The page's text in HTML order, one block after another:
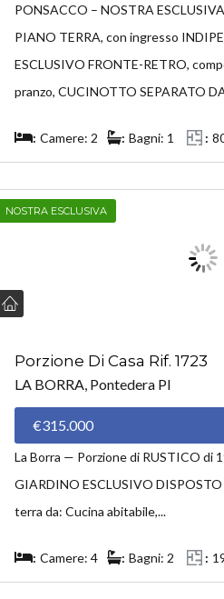
PONSACCO – NOSTRA
PIANO TERRA, con ingresso
ESCLUSIVO FRONTE-RETRO,
pranzo, CUCINOTTO SEPARATO
Camere: 2 Bagni: 1
NOSTRA ESCLUSIVA
Porzione Di Casa Rif. 1723
LA BORRA, Pontedera PI
€315.000
La Borra — Porzione di RUSTICO di
GIARDINO ESCLUSIVO
terra da: Cucina abitabile,...
Camere: 4 Bagni: 2